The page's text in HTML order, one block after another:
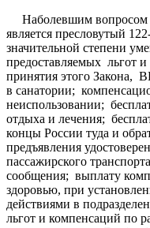
Наболевшим вопросом
является пресловутый
значительной степени
предоставляемых льгот и
принятия этого Закона,
в санатории;
неиспользовании;
отдыха и лечения;
концы России туда и
предъявления
пассажирского
сообщения; выплату
здоровью, при
действиями в
льгот и компенсаций по